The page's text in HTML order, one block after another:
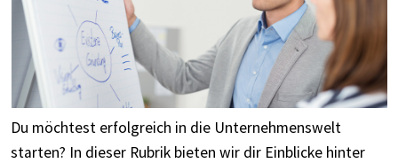
Du möchtest erfolgreich in die Unternehmenswelt
starten? In dieser Rubrik bieten wir dir Einblicke hinter